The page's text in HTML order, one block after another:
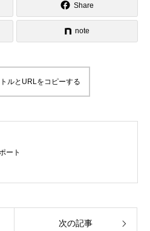
に寄り添ったレッスン、滑りの考
Share
note
ルとURLをコピーする
ート
次の記事